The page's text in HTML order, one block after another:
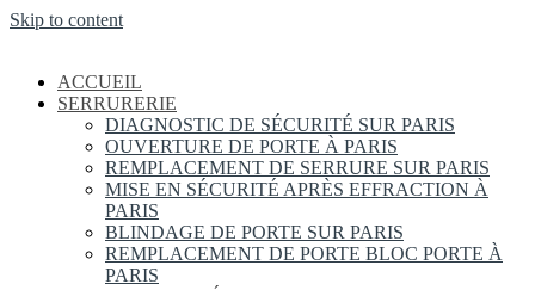
Skip to content
ACCUEIL
SERRURERIE
DIAGNOSTIC DE SÉCURITÉ SUR PARIS
OUVERTURE DE PORTE À PARIS
REMPLACEMENT DE SERRURE SUR PARIS
MISE EN SÉCURITÉ APRÈS EFFRACTION À
PARIS
BLINDAGE DE PORTE SUR PARIS
REMPLACEMENT DE PORTE BLOC PORTE À
PARIS